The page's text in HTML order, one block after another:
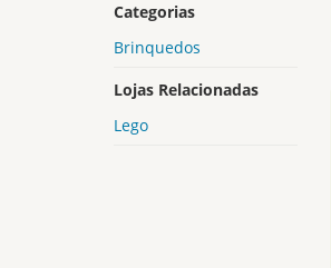
Categorias
Brinquedos
Lojas Relacionadas
Lego